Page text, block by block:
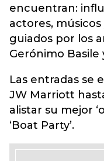
encuentran:
actores, músicos
guiados por los
Gerónimo Basile
Las entradas se
JW Marriott
alistar su mejor
‘Boat Party’.